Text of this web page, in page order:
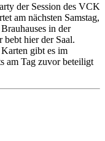
der Session des VCK
am nächsten Samstag,
in der
hier der Saal.
gibt es im
am Tag zuvor beteiligt